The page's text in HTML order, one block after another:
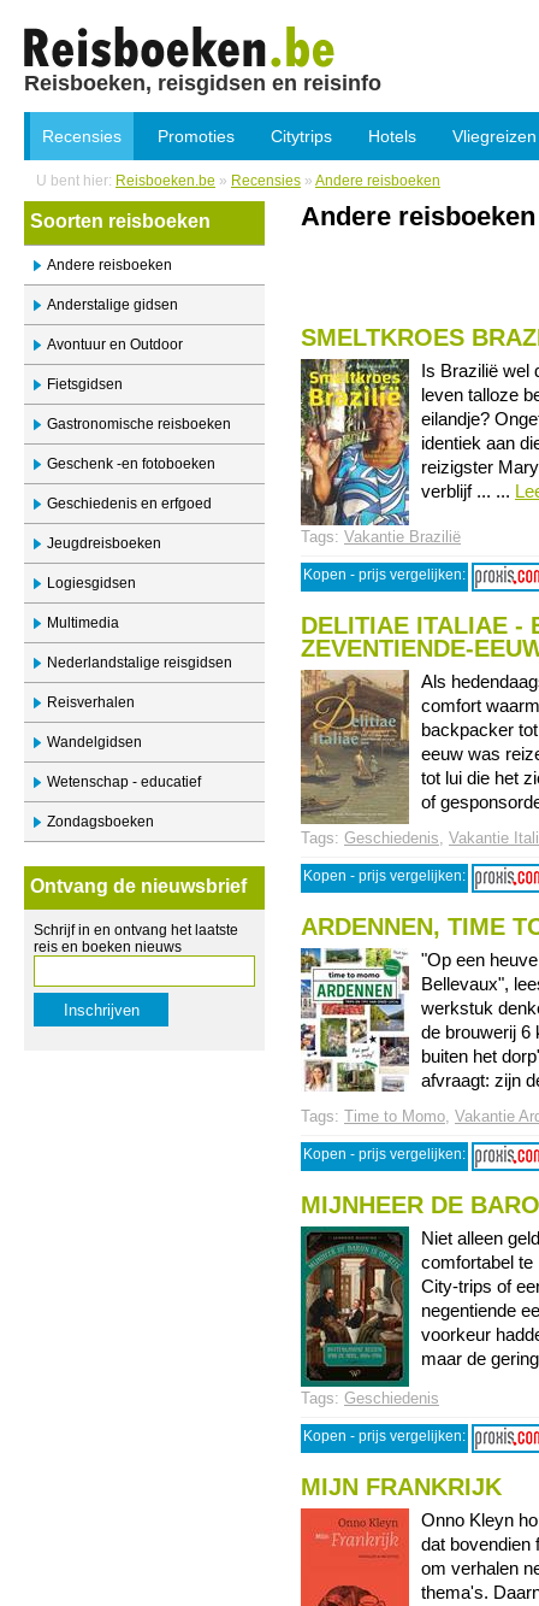
Reisboeken, reisgidsen en reisinfo
Recensies Promoties Citytrips Hotels Vliegreizen
U bent hier: Reisboeken.be » Recensies » Andere reisboeken
Soorten reisboeken
Andere reisboeken
Anderstalige gidsen
Avontuur en Outdoor
Fietsgidsen
Gastronomische reisboeken
Geschenk -en fotoboeken
Geschiedenis en erfgoed
Jeugdreisboeken
Logiesgidsen
Multimedia
Nederlandstalige reisgidsen
Reisverhalen
Wandelgidsen
Wetenschap - educatief
Zondagsboeken
Ontvang de nieuwsbrief
Schrijf in en ontvang het laatste
reis en boeken nieuws
Andere reisboeken
SMELTKROES
Is Brazilië wel
leven talloze
eilandje?
identiek aan
reizigster
verblijf ... ...
Tags: Vakantie Brazilië
Kopen - prijs vergelijken:
DELITIAE ITALIAE -
ZEVENTIENDE-
Als
comfort
backpacker
eeuw was
tot lui die het
of
Tags: Geschiedenis, Vakantie
Kopen - prijs vergelijken:
ARDENNEN, TIME
"Op een
Bellevaux",
werkstuk
de brouwerij 6
buiten het
afvraagt: zijn
Tags: Time to Momo, Vakantie
Kopen - prijs vergelijken:
MIJNHEER DE
Niet alleen
comfortabel te
City-trips of
negentiende
voorkeur
maar de
Tags: Geschiedenis
Kopen - prijs vergelijken:
MIJN FRANKRIJK
Onno Kleyn
dat bovendien
om verhalen
thema's.